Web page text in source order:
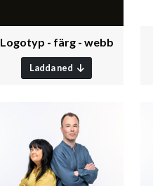
Logotyp - färg - webb
Ladda ned